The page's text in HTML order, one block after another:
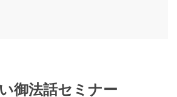
御法話セミナー